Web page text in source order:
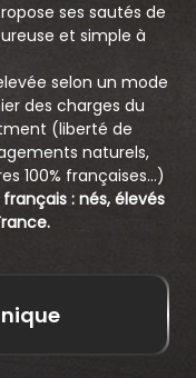
ses sautés de
et simple à
selon un mode
des charges du
(liberté de
naturels,
100% françaises...)
: nés, élevés